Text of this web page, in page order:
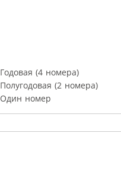
Годовая (4 номера)
Полугодовая (2 номера)
Один номер